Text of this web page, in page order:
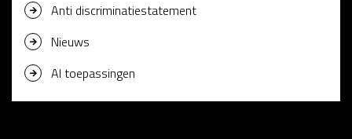
Anti discriminatiestatement
Nieuws
AI toepassingen